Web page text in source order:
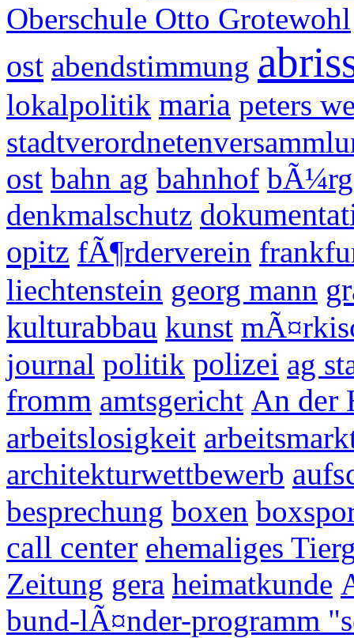
Oberschule Otto Grotewohl
ost abendstimmung
lokalpolitik maria peters
ost bahn ag bahnhof
denkmalschutz
opitz fÃ¶rderverein
liechtenstein georg mann
kulturabbau kunst
journal politik polizei ag
fromm amtsgericht An der
arbeitslosigkeit
architekturwettbewerb
besprechung boxen
call center ehemaliges
Zeitung gera heimatkunde
bund-lÃ¤nder-programm